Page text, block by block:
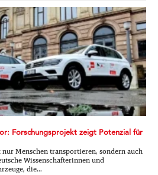
Forschungsprojekt zeigt Potenzial für
Menschen transportieren, sondern auch
Wissenschafterinnen und
die...